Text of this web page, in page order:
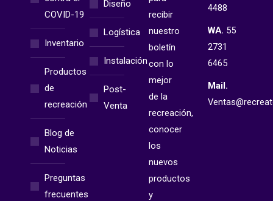
COVID-19
Inventario
Productos
de
recreación
Blog de
Noticias
Preguntas
frecuentes
Diseño
Logística
Instalación
Post-
Venta
recibir
nuestro
boletín
con lo
mejor
de la
recreación,
conocer
los
nuevos
productos
y
4488
WA. 55
2731
6465
Mail.